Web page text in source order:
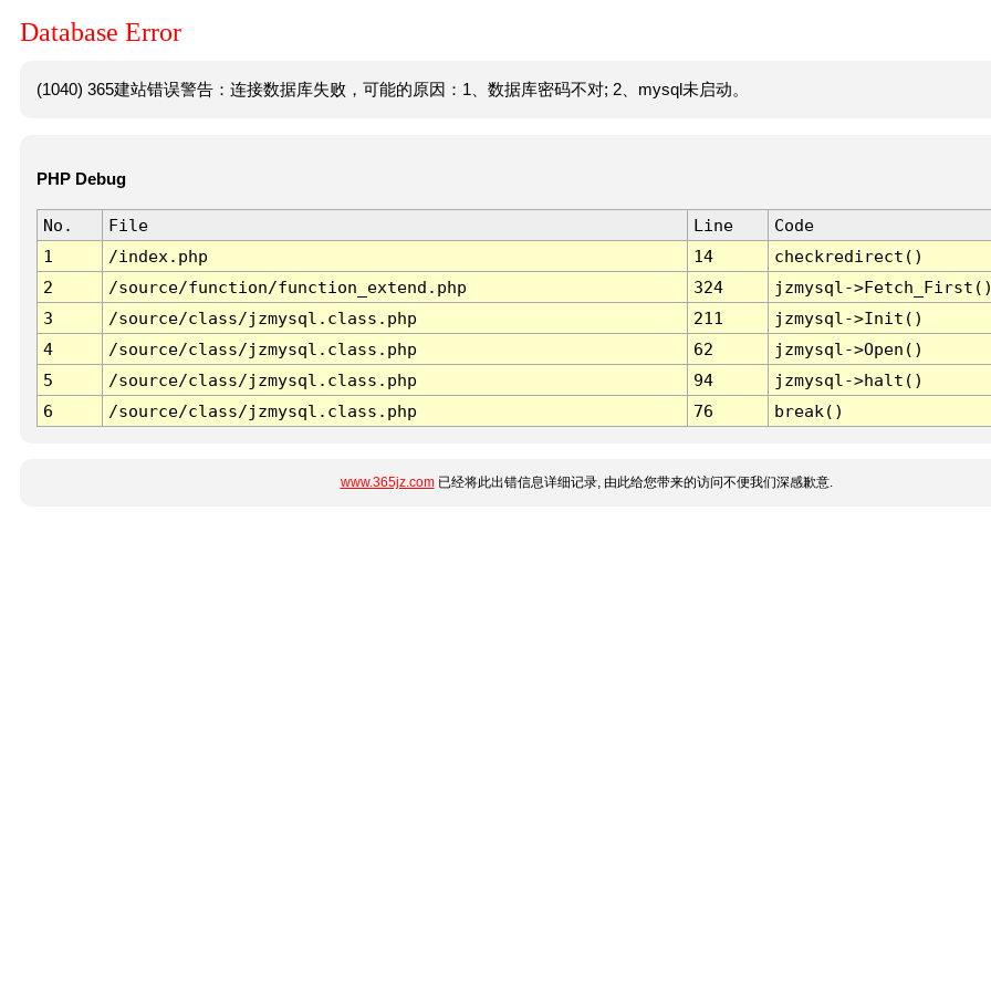
Database Error
(1040) 365建站错误警告：连接数据库失败，可能的原因：1、数据库密码不对; 2、mysql未启动。
PHP Debug
No. File Line
Code
1
/index.php 14
checkredirect()
2
/source/function/function_extend.php 324
jzmysql-
3
/source/class/jzmysql.class.php 211
jzmysql->Init()
4
/source/class/jzmysql.class.php 62
jzmysql->Open()
5
/source/class/jzmysql.class.php 94
jzmysql->halt()
6
/source/class/jzmysql.class.php 76 break()
www.365jz.com已经将此出错信息详细记录, 由此给您带来的访问不便我们深感歉意.